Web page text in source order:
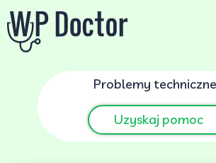
Przejdź
do
treści
Problemy
Uzyskaj pomoc